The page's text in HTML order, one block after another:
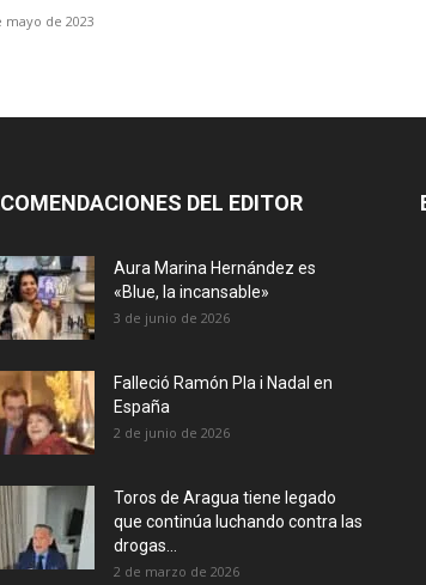
mayo de 2023
DEL EDITOR
Aura Marina Hernández es
«Blue, la incansable»
3 de junio de 2026
Falleció Ramón Pla i Nadal en
España
2 de junio de 2026
Toros de Aragua tiene legado
que continúa luchando contra las
drogas...
2 de marzo de 2026